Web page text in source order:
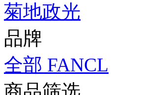
菊地政光
品牌
全部 FANCL